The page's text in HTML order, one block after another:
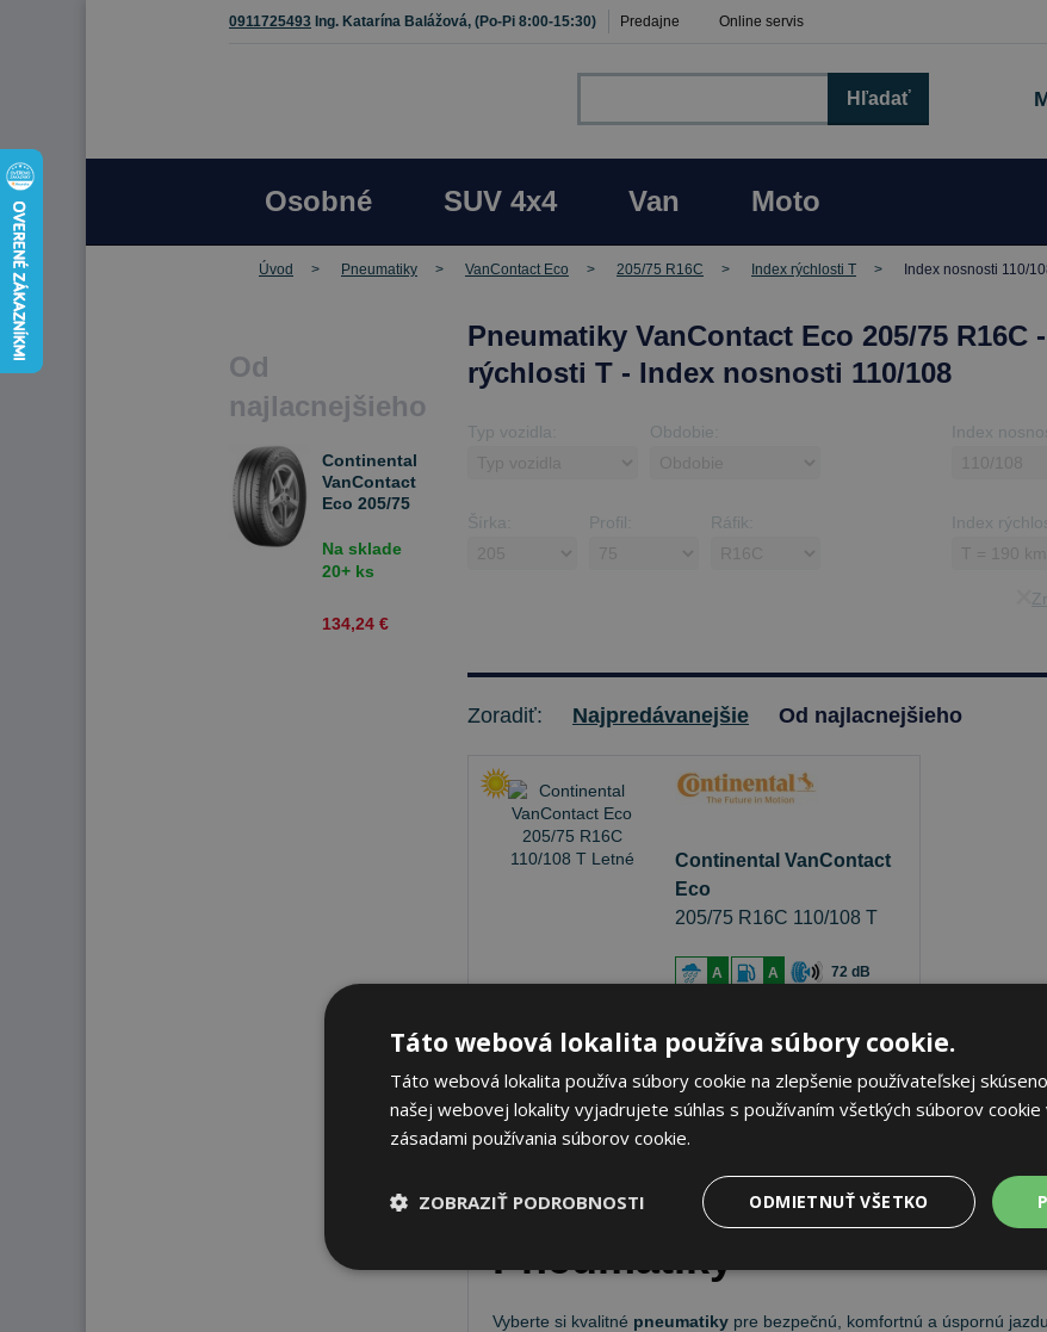
0911725493 Ing. Katarína Balážová, (Po-Pi 8:00-15:30) Predajne Online servis
Hľadať
Osobné SUV 4x4 Van Moto
Úvod Pneumatiky VanContact Eco 205/75 R16C Index rýchlosti T Index nosnosti 110/
Od
najlacnejšieho
Continental
VanContact
Eco 205/75
T Letné
Na sklade
20+ ks
134,24 €
Pneumatiky VanContact Eco 205/75 R16C
rýchlosti T - Index nosnosti 110/108
Typ vozidla: Obdobie: Index
Šírka: Profil: Ráfik: Index
Zoradiť: Najpredávanejšie Od najlacnejšieho
Continental VanContact
Eco
205/75 R16C 110/108 T
A A 72 dB
Na sklade 20+ ks K odberu na predajni 11.8.2026
17 pobočkách
134,24 € Do košíka
Pneumatiky
Vyberte si kvalitné pneumatiky pre bezpečnú, komfortnú a úspornú
Táto webová lokalita používa súbory cookie.
Táto webová lokalita používa súbory cookie na zlepšenie používateľskej
našej webovej lokality vyjadrujete súhlas s používaním všetkých súborov cookie
zásadami používania súborov cookie.
ODMIETNUŤ VŠETKO
ZOBRAZIŤ PODROBNOSTI